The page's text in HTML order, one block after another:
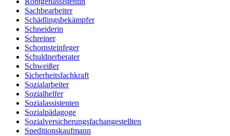
Sachbearbeiter
Schädlingsbekämpfer
Schneiderin
Schreiner
Schornsteinfeger
Schuldnerberater
Schweißer
Sicherheitsfachkraft
Sozialarbeiter
Sozialhelfer
Sozialassistenten
Sozialpädagoge
Sozialversicherungsfachangestellten
Speditionskaufmann